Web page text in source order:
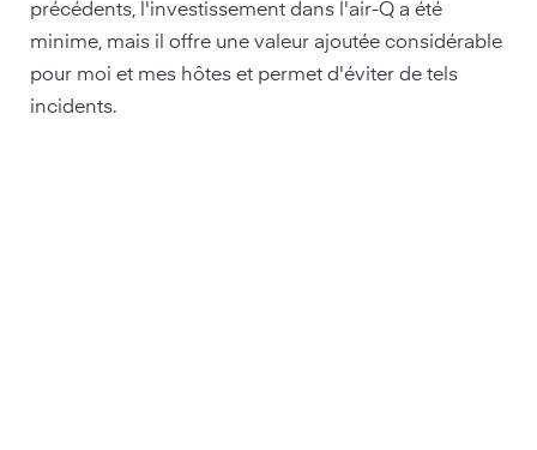
précédents, l'investissement dans l'air-Q a été
minime, mais il offre une valeur ajoutée considérable
pour moi et mes hôtes et permet d'éviter de tels
incidents.